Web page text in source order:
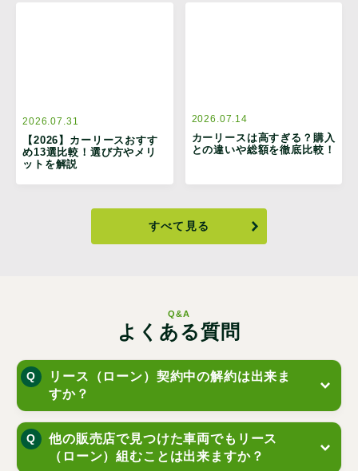
2026.07.31
【2026】カーリースおすす
め13選比較！選び方やメリ
ットを解説
2026.07.14
カーリースは高すぎる？購入
との違いや総額を徹底比較！
すべて見る
Q&A
よくある質問
リース（ローン）契約中の解約は出来ま
すか？
他の販売店で見つけた車両でもリース
（ローン）組むことは出来ますか？